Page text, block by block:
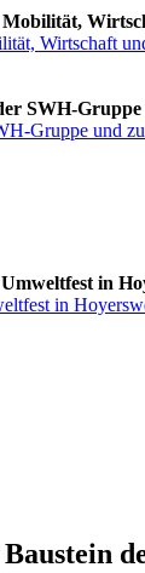
Wirtschaft
SWH-Gruppe
Gruppe und
in
in